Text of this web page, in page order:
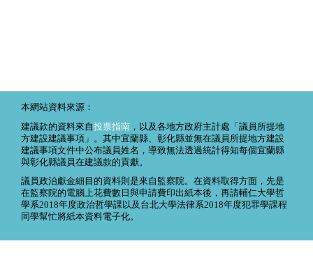
本網站資料來源：
建議款的資料來自投票指南 ，以及各地方政府主計處「議員所提地
方建設建議事項」。其中宜蘭縣、彰化縣並無在議員所提地方建設
建議事項文件中公布議員姓名，導致無法透過統計得知每個宜蘭縣
與彰化縣議員在建議款的貢獻。
議員政治獻金細目的資料則是來自監察院。在資料取得方面，先是
在監察院的電腦上花費數日與申請費印出紙本後，再請輔仁大學哲
學系2018年度政治哲學課以及台北大學法律系2018年度犯罪學課程
同學幫忙將紙本資料電子化。